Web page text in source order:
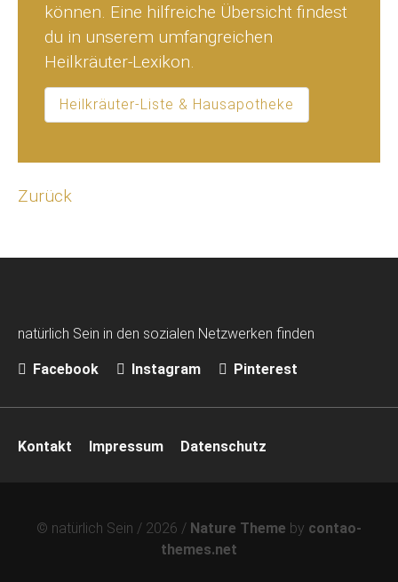
können. Eine hilfreiche Übersicht findest
du in unserem umfangreichen
Heilkräuter-Lexikon.
Heilkräuter-Liste & Hausapotheke
Zurück
natürlich Sein in den sozialen Netzwerken finden
Facebook Instagram Pinterest
überspringen
Kontakt Impressum Datenschutz
© natürlich Sein / 2026 / Nature Theme by contao-
themes.net